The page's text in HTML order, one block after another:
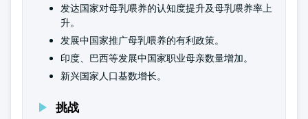
发达国家对母乳喂养的认知度提升及母乳喂养率上
升。
发展中国家推广母乳喂养的有利政策。
印度、巴西等发展中国家职业母亲数量增加。
新兴国家人口基数增长。
挑战